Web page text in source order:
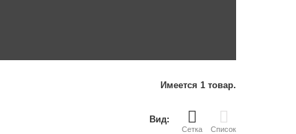
Имеется 1 товар.
Вид:
Сетка Список